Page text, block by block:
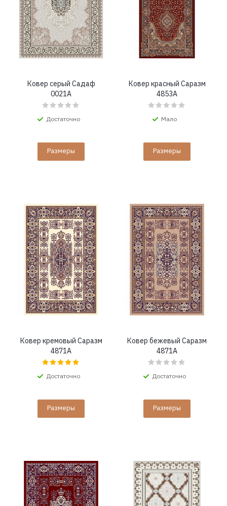
Ковер серый Садаф
0021A
Достаточно
Размеры
Ковер красный Саразм
4853A
Мало
Размеры
Ковер кремовый Саразм
4871A
Достаточно
Размеры
Ковер бежевый Саразм
4871A
Достаточно
Размеры